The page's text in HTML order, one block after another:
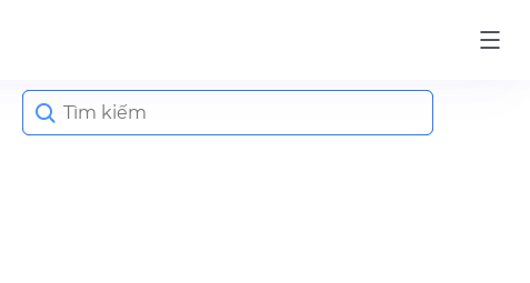
Search
for: